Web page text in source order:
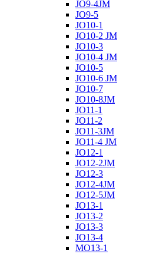
JO9-4JM
JO9-5
JO10-1
JO10-2 JM
JO10-3
JO10-4 JM
JO10-5
JO10-6 JM
JO10-7
JO10-8JM
JO11-1
JO11-2
JO11-3JM
JO11-4 JM
JO12-1
JO12-2JM
JO12-3
JO12-4JM
JO12-5JM
JO13-1
JO13-2
JO13-3
JO13-4
MO13-1